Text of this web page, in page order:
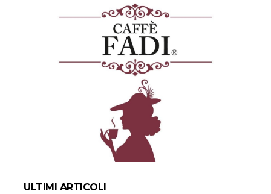
ULTIMI ARTICOLI